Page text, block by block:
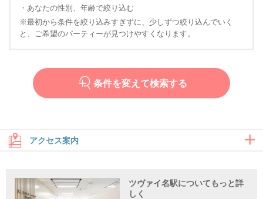
・あなたの性別、年齢で絞り込む
※最初から条件を絞り込みすぎずに、少しずつ絞り込んでいく
と、ご希望のパーティーが見つけやすくなります。
条件を変えて検索する
アクセス案内
住所
ツヴァイ名駅についてもっと詳
しく